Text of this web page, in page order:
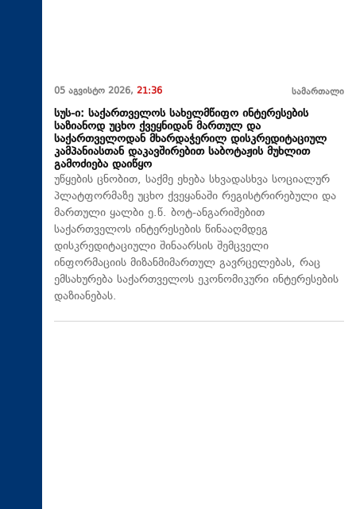
05 აგვისტო 2026, 21:36 სამართალი
სუს-ი: საქართველოს სახელმწიფო ინტერესების
საზიანოდ უცხო ქვეყნიდან მართულ და
საქართველოდან მხარდაჭერილ დისკრედიტაციულ
კამპანიასთან დაკავშირებით საბოტაჟის მუხლით
გამოძიება დაიწყო
უწყების ცნობით, საქმე ეხება სხვადასხვა სოციალურ
პლატფორმაზე უცხო ქვეყანაში რეგისტრირებული და
მართული ყალბი ე.წ. ბოტ-ანგარიშებით
საქართველოს ინტერესების წინააღმდეგ
დისკრედიტაციული შინაარსის შემცველი
ინფორმაციის მიზანმიმართულ გავრცელებას, რაც
ემსახურება საქართველოს ეკონომიკური ინტერესების
დაზიანებას.